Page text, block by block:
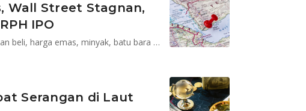
Wall Street Stagnan,
IPO
Saham ADRO, BRPT, CPIN dan EXCL direkomendasikan beli, harga emas, minyak, batu bara dan CPO melonjak, rupiah melemah 0,22% sepekan
Serangan di Laut